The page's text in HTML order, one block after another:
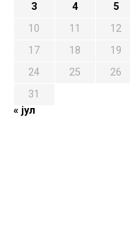
3
4 5
10
11 12
17
18 19
24
25 26
31
« јул